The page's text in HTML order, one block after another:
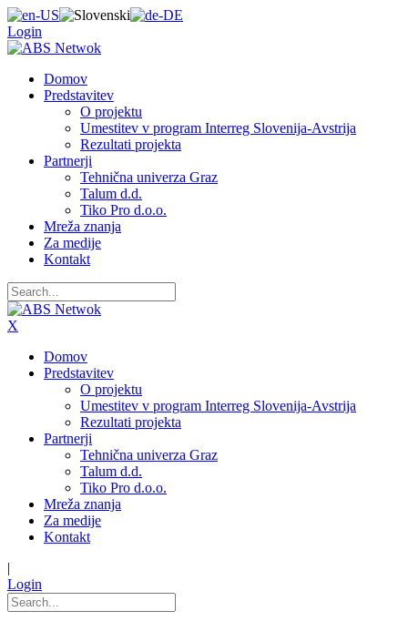
Login
Domov
Predstavitev
O projektu
Umestitev v program Interreg Slovenija-Avstrija
Rezultati projekta
Partnerji
Tehnična univerza Graz
Talum d.d.
Tiko Pro d.o.o.
Mreža znanja
Za medije
Kontakt
X
Domov
Predstavitev
O projektu
Umestitev v program Interreg Slovenija-Avstrija
Rezultati projekta
Partnerji
Tehnična univerza Graz
Talum d.d.
Tiko Pro d.o.o.
Mreža znanja
Za medije
Kontakt
|
Login